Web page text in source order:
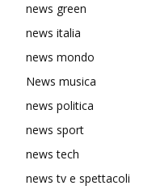
news green
news italia
news mondo
News musica
news politica
news sport
news tech
news tv e spettacoli